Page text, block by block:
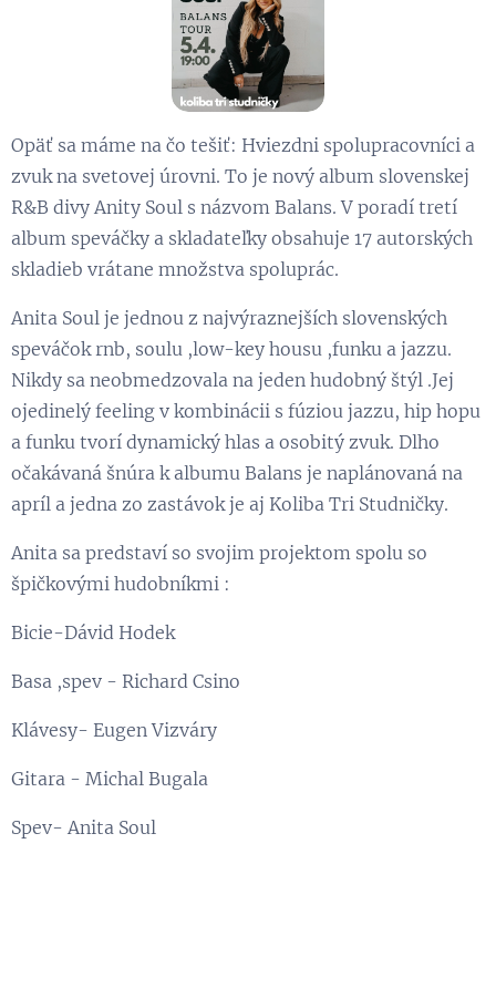
Opäť sa máme na čo tešiť: Hviezdni spolupracovníci a
zvuk na svetovej úrovni. To je nový album slovenskej
R&B divy Anity Soul s názvom Balans. V poradí tretí
album speváčky a skladateľky obsahuje 17 autorských
skladieb vrátane množstva spoluprác.
Anita Soul je jednou z najvýraznejších slovenských
speváčok rnb, soulu ,low-key housu ,funku a jazzu.
Nikdy sa neobmedzovala na jeden hudobný štýl .Jej
ojedinelý feeling v kombinácii s fúziou jazzu, hip hopu
a funku tvorí dynamický hlas a osobitý zvuk. Dlho
očakávaná šnúra k albumu Balans je naplánovaná na
apríl a jedna zo zastávok je aj Koliba Tri Studničky.
Anita sa predstaví so svojim projektom spolu so
špičkovými hudobníkmi :
Bicie-Dávid Hodek
Basa ,spev - Richard Csino
Klávesy- Eugen Vizváry
Gitara - Michal Bugala
Spev- Anita Soul